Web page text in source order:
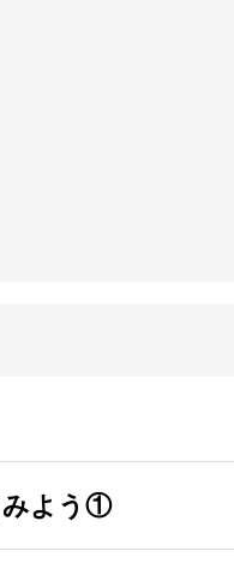
いくので、初心者さ
気のちがう人物の描
みよう①